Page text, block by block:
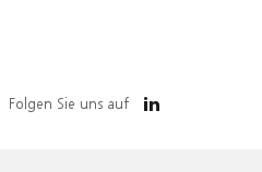
Folgen Sie uns auf